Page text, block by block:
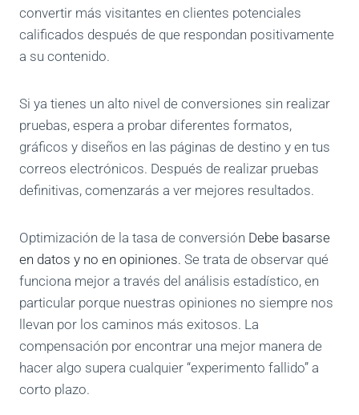
convertir más visitantes en clientes potenciales
calificados después de que respondan positivamente
a su contenido.
Si ya tienes un alto nivel de conversiones sin realizar
pruebas, espera a probar diferentes formatos,
gráficos y diseños en las páginas de destino y en tus
correos electrónicos. Después de realizar pruebas
definitivas, comenzarás a ver mejores resultados.
Optimización de la tasa de conversión Debe basarse
en datos y no en opiniones. Se trata de observar qué
funciona mejor a través del análisis estadístico, en
particular porque nuestras opiniones no siempre nos
llevan por los caminos más exitosos. La
compensación por encontrar una mejor manera de
hacer algo supera cualquier “experimento fallido” a
corto plazo.